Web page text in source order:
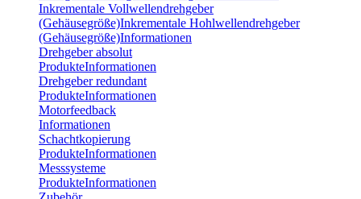
Inkrementale Vollwellendrehgeber
(Gehäusegröße)Inkrementale Hohlwellendrehgeber
(Gehäusegröße)Informationen
Drehgeber absolut
ProdukteInformationen
Drehgeber redundant
ProdukteInformationen
Motorfeedback
Informationen
Schachtkopierung
ProdukteInformationen
Messsysteme
ProdukteInformationen